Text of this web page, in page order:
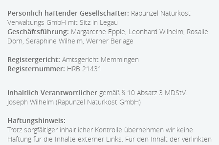
Persönlich haftender Gesellschafter: Rapunzel Naturkost
Verwaltungs GmbH mit Sitz in Legau
Geschäftsführung: Margarethe Epple, Leonhard Wilhelm, Rosalie
Dorn, Seraphine Wilhelm, Werner Berlage
Registergericht: Amtsgericht Memmingen
Registernummer: HRB 21431
Inhaltlich Verantwortlicher gemäß § 10 Absatz 3 MDStV:
Joseph Wilhelm (Rapunzel Naturkost GmbH)
Haftungshinweis:
Trotz sorgfältiger inhaltlicher Kontrolle übernehmen wir keine
Haftung für die Inhalte externer Links. Für den Inhalt der verlinkten